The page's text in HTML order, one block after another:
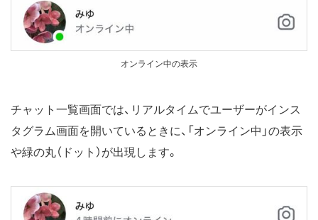
オンライン中の表示
チャット一覧画面では、リアルタイムでユーザーがインス
タグラム画面を開いているときに、「オンライン中」の表示
や緑の丸（ドット）が出現します。